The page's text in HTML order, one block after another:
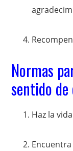
Normas
sentido
Haz la